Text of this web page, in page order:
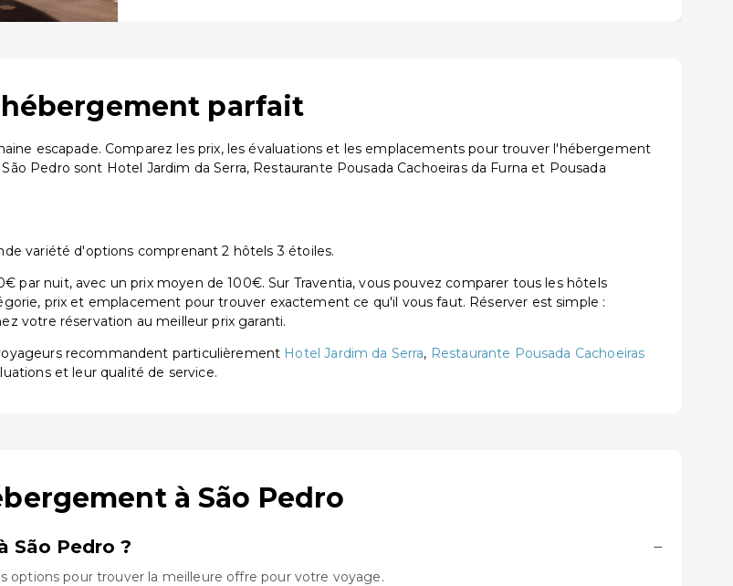
parfait
escapade. Comparez les prix, les évaluations et les emplacements pour trouver l'hébergement
Pedro sont Hotel Jardim da Serra, Restaurante Pousada Cachoeiras da Furna et Pousada
variété d'options comprenant 2 hôtels 3 étoiles.
par nuit, avec un prix moyen de 100€. Sur Traventia, vous pouvez comparer tous les hôtels
prix et emplacement pour trouver exactement ce qu'il vous faut. Réserver est simple :
votre réservation au meilleur prix garanti.
recommandent particulièrement Hotel Jardim da Serra, Restaurante Pousada Cachoeiras
et leur qualité de service.
à São Pedro
São Pedro ? −
options pour trouver la meilleure offre pour votre voyage.